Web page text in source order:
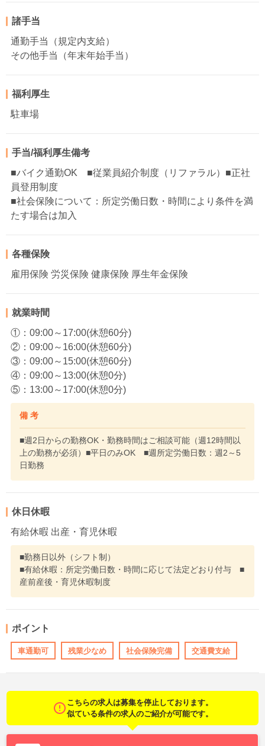
諸手当
通勤手当（規定内支給）
その他手当（年末年始手当）
福利厚生
駐車場
手当/福利厚生備考
■バイク通勤OK ■従業員紹介制度（リファラル）■正社
員登用制度
■社会保険について：所定労働日数・時間により条件を満
たす場合は加入
各種保険
雇用保険 労災保険 健康保険 厚生年金保険
就業時間
①：09:00～17:00(休憩60分)
②：09:00～16:00(休憩60分)
③：09:00～15:00(休憩60分)
④：09:00～13:00(休憩0分)
⑤：13:00～17:00(休憩0分)
備 考
■週2日からの勤務OK・勤務時間はご相談可能（週12時間以
上の勤務が必須）■平日のみOK ■週所定労働日数：週2～5
日勤務
休日休暇
有給休暇 出産・育児休暇
■勤務日以外（シフト制）
■有給休暇：所定労働日数・時間に応じて法定どおり付与 ■
産前産後・育児休暇制度
ポイント
車通勤可 残業少なめ 社会保険完備 交通費支給
こちらの求人は募集を停止しております。
似ている条件の求人のご紹介が可能です。